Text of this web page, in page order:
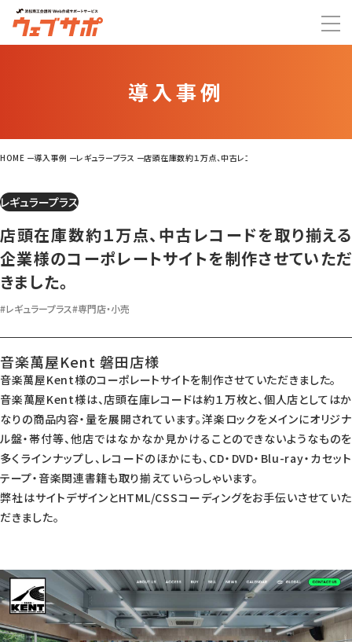
導入事例
HOME 導入事例 レギュラープラス 店頭在庫数約１万点、中古レコードを取り揃える企業様の
レギュラープラス
店頭在庫数約１万点、中古レコードを取り揃える
企業様のコーポレートサイトを制作させていただ
きました。
#レギュラープラス#専門店・小売
音楽萬屋Kent 磐田店様
音楽萬屋Kent様のコーポレートサイトを制作させていただきました。
音楽萬屋Kent様は、店頭在庫レコードは約１万枚と、個人店としてはか
なりの商品内容・量を展開されています。洋楽ロックをメインにオリジナ
ル盤・帯付等、他店ではなかなか見かけることのできないようなものを
多くラインナップし、レコードのほかにも、CD・DVD・Blu-ray・カセット
テープ・音楽関連書籍も取り揃えていらっしゃいます。
弊社はサイトデザインとHTML/CSSコーディングをお手伝いさせていた
だきました。